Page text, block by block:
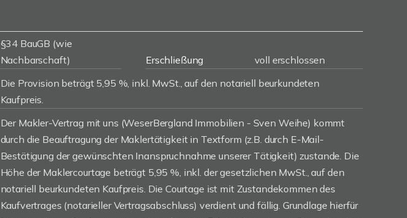
§34 BauGB (wie
Nachbarschaft)
Erschließung
voll erschlossen
Die Provision beträgt 5,95 %, inkl. MwSt., auf den notariell beurkundeten
Kaufpreis.
Der Makler-Vertrag mit uns (WeserBergland Immobilien - Sven Weihe) kommt
durch die Beauftragung der Maklertätigkeit in Textform (z.B. durch E-Mail-
Bestätigung der gewünschten Inanspruchnahme unserer Tätigkeit) zustande. Die
Höhe der Maklercourtage beträgt 5,95 %, inkl. der gesetzlichen MwSt., auf den
notariell beurkundeten Kaufpreis. Die Courtage ist mit Zustandekommen des
Kaufvertrages (notarieller Vertragsabschluss) verdient und fällig. Grundlage hierfür